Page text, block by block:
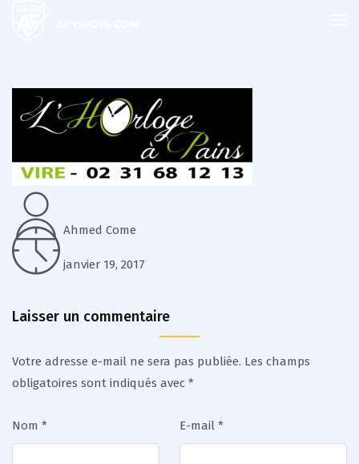
Ahmed Come
janvier 19, 2017
Laisser un commentaire
Votre adresse e-mail ne sera pas publiée. Les champs
obligatoires sont indiqués avec *
Nom * E-mail *